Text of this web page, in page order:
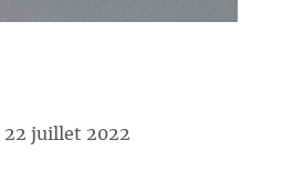
22 juillet 2022